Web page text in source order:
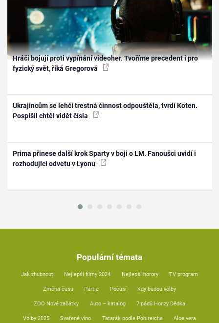
Hráči bojují proti vypínání videoher. Tvoříme precedent i pro
fyzický svět, říká Gregorová
Ukrajincům se lehčí trestná činnost odpouštěla, tvrdí Koten.
Pospíšil chtěl vidět čísla
Prima přinese další krok Sparty v boji o LM. Fanoušci uvidí i
rozhodující odvetu v Lyonu
Populární témata
Jak zhubnout Nejlepší filmy 2024 Nejlepší horory TV program
Změna času Partie Počasí Kdy budou volby
ZOO Nové začátky Auto – katalog 7 pádů Honzy Dědka
Volby 2025 Svařené víno Tatarák podle Pohlreicha Aloe vera